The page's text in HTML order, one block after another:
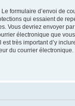
formulaire d’envoi de
qui essaient de
Vous devriez envoyer
électronique que
très important d’y
du courrier